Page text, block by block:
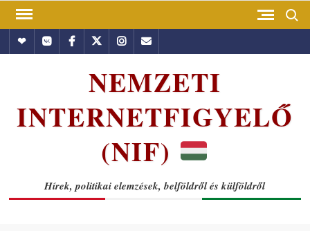
Skip
contentHundubVkontakte
Facebook
TwitterInstagram
Email
NEMZETI
INTERNETFIGYELŐ
(NIF)
Hírek, politikai elemzések, belföldről és külföldről